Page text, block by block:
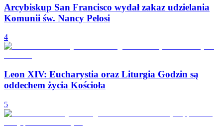
Arcybiskup San Francisco wydał zakaz udzielania
Komunii św. Nancy Pelosi
4
Leon XIV: Eucharystia oraz Liturgia Godzin są
oddechem życia Kościoła
5